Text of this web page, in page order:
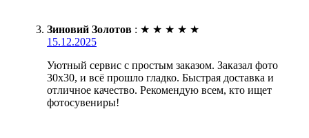
Зиновий Золотов : ★ ★ ★ ★ ★
15.12.2025
Уютный сервис с простым заказом. Заказал фото
30х30, и всё прошло гладко. Быстрая доставка и
отличное качество. Рекомендую всем, кто ищет
фотосувениры!